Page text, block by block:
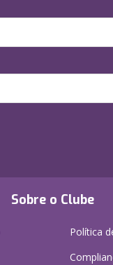
Sobre o Clube
Política